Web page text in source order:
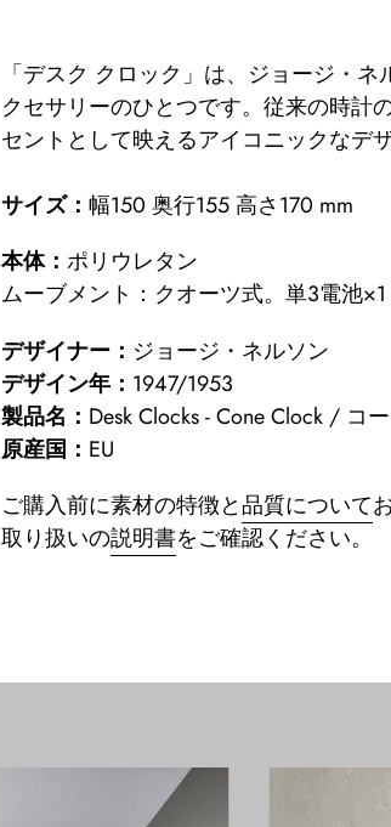
ー
ト
に
品
追
加
す
る
「デスク クロック」は、ジョージ・
クセサリーのひとつです。従来の時計
セントとして映えるアイコニックなデ
サイズ： 幅150 奥行155 高さ170 mm
本体： ポリウレタン
ムーブメント：クオーツ式。単3電池×1
デザイナー： ジョージ・ネルソン
デザイン年： 1947/1953
製品名： Desk Clocks - Cone Clock / コ
原産国： EU
ご購入前に素材の特徴と品質について
取り扱いの説明書をご確認ください。